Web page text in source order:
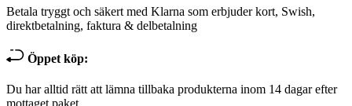
Betala tryggt och säkert med Klarna som erbjuder kort, Swish,
direktbetalning, faktura & delbetalning
Öppet köp:
Du har alltid rätt att lämna tillbaka produkterna inom 14 dagar efter
mottaget paket